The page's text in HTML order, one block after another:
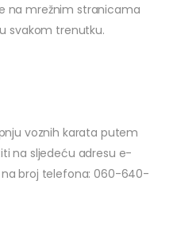
na mrežnim stranicama
svakom trenutku.
voznih karata putem
na sljedeću adresu e-
broj telefona: 060-640-